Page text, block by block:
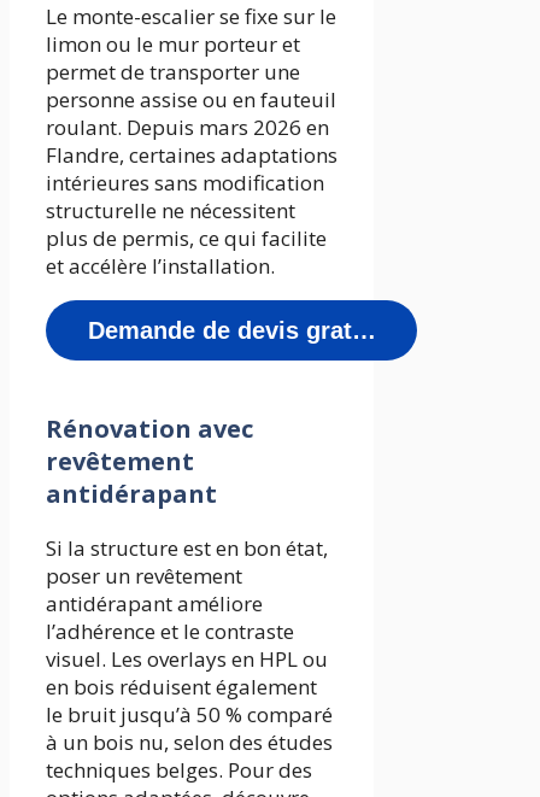
Le monte-escalier se fixe sur le
limon ou le mur porteur et
permet de transporter une
personne assise ou en fauteuil
roulant. Depuis mars 2026 en
Flandre, certaines adaptations
intérieures sans modification
structurelle ne nécessitent
plus de permis, ce qui facilite
et accélère l’installation.
Demande de devis gratuit
Rénovation avec
revêtement
antidérapant
Si la structure est en bon état,
poser un revêtement
antidérapant améliore
l’adhérence et le contraste
visuel. Les overlays en HPL ou
en bois réduisent également
le bruit jusqu’à 50 % comparé
à un bois nu, selon des études
techniques belges. Pour des